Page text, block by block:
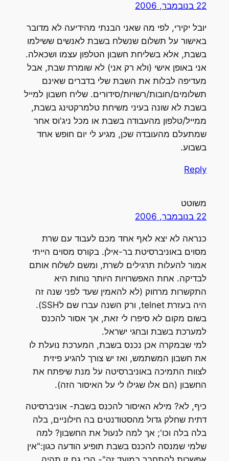
22 בנובמבר, 2006
יובל יקירי, לפי מה שאני הבנתי מהידיעה לא מדובר
באישור על תשלום שנשלח בשבת לאנשים ששילמו
בשבת, אלא בשליחת חשבון הטלפון עצמו ושכאלה.
אני באופן אישי (ולא רק אני) לא שומרת שבת, אבל
מעדיפה לבלות את השבת שלי בדברים שאינם
תשלומים/חובות/רשויות/סידורים. שליח חשבון למייל
בשבת לא שונה בעיני משיחת טלמרקטינג בשבת,
ממייל/טלפון מהעבודה בשבת או מכל ניג'וס אחר
שמתעלם מהעובדה שכן, מגיע לי יום חופש אחד
בשבוע.
Reply
משוטט
22 בנובמבר, 2006
כנראה לא יצא לאף אחד מכם לעבוד עם שרת
מסוים באוניברסיטת בר-אילן. בקורס מסוים הייתי
אמור להעלות תרגילים לשרת, ומשם לשלוח אותם
לבדיקה. אחת האפשרויות היותר נוחות היא
התקשרות מרחוק (לא להאמין שעד לפני שנה זה
היה בעזרת telnet, ורק השנה עברו שם לSSH).
בשום מקום לא סיפרו לי זאת, אך אסור להכנס
למערכת בשבת ובחגי ישראל.
למי שבמקרה אכן נכנס בשבת, המערכת נועלת לו
את חשבון המשתמש, ואז יש צורך להגיע פיזית
לצוות התמיכה באוניברסיטה על מנת שיפתח את
החשבון (הם אלו שגילו לי על האיסור הזה).
כיף, לא? מילא האיסור להכנס בשבת- אוניברסיטה
דתית שחלק גדול מהסטודנטים בה חילוניים, בלה
בלה בלה וכו'; אך למה לנעול את החשבון? למה
שלמי שמנסה להכנס בשבת תופיע הודעה כגון:"אין